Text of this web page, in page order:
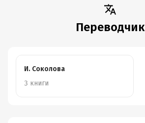
Переводчик
И. Соколова
3 книги